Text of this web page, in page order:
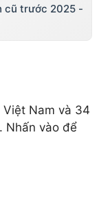
cũ trước 2025 -
Nam và 34
Nhấn vào để